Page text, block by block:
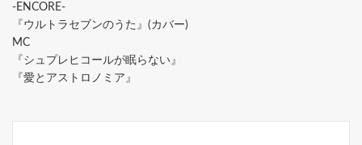
-ENCORE-
『ウルトラセブンのうた』(カバー)
MC
『シュプレヒコールが眠らない』
『愛とアストロノミア』